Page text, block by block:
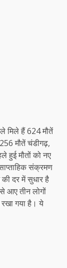
मिले हैं 624 मौतें
मौतें चंडीगढ़,
हुई मौतों को नए
संक्रमण
दर में सुधार है
आए तीन लोगों
गया है। ये